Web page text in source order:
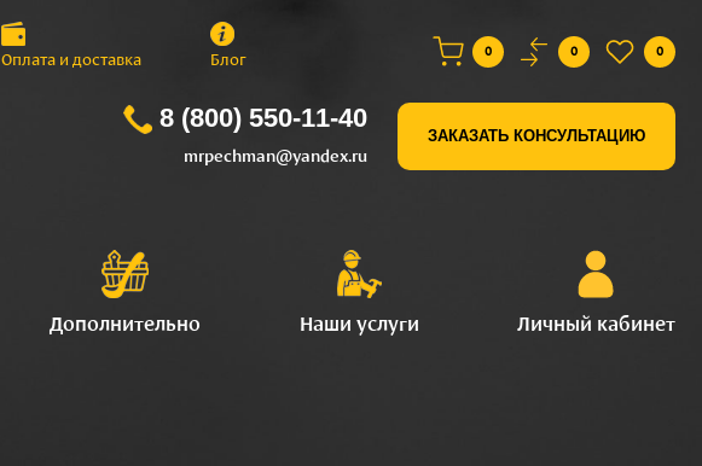
Оплата и доставка Блог 0 0 0
8 (800) 550-11-40
mrpechman@yandex.ru
ЗАКАЗАТЬ КОНСУЛЬТАЦИЮ
Дополнительно Наши услуги Личный кабинет